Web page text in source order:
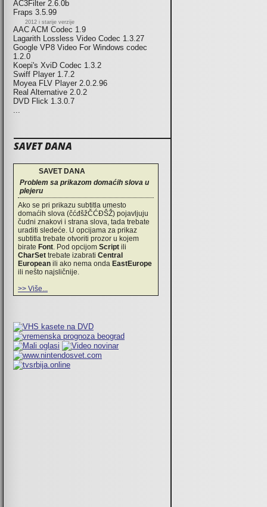
AC3Filter 2.6.0b
Fraps 3.5.99
2012 i starije verzije
AAC ACM Codec 1.9
Lagarith Lossless Video Codec 1.3.27
Google VP8 Video For Windows codec
1.2.0
Koepi's XviD Codec 1.3.2
Swiff Player 1.7.2
Moyea FLV Player 2.0.2.96
Real Alternative 2.0.2
DVD Flick 1.3.0.7
...
SAVET DANA
SAVET DANA
Problem sa prikazom domaćih slova u
plejeru
Ako se pri prikazu subtitla umesto
domaćih slova (čćđšžČĆĐŠŽ) pojavljuju
čudni znakovi i strana slova, tada trebate
uraditi sledeće. U opcijama za prikaz
subtitla trebate otvoriti prozor u kojem
birate Font. Pod opcijom Script ili
CharSet trebate izabrati Central
European ili ako nema onda EastEurope
ili nešto najsličnije.
>> Više...